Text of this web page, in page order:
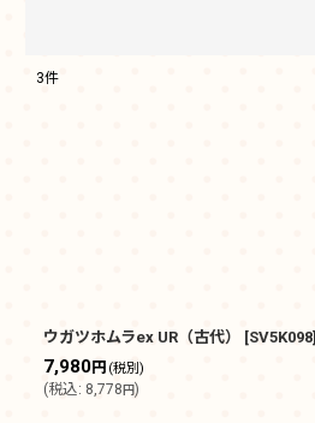
3件
ウガツホムラex UR（古代） [SV5K098]
7,980円 (税別)
(税込: 8,778円)